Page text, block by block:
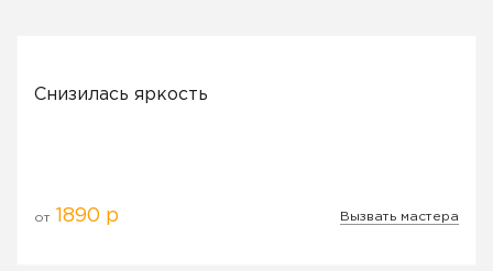
Снизилась яркость
от 1890 р Вызвать мастера